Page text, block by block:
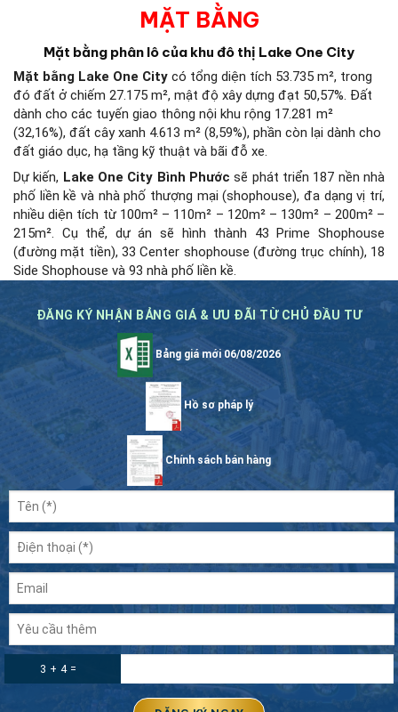
MẶT BẰNG
Mặt bằng phân lô của khu đô thị Lake One City
Mặt bằng Lake One City có tổng diện tích 53.735 m², trong
đó đất ở chiếm 27.175 m², mật độ xây dựng đạt 50,57%. Đất
dành cho các tuyến giao thông nội khu rộng 17.281 m²
(32,16%), đất cây xanh 4.613 m² (8,59%), phần còn lại dành cho
đất giáo dục, hạ tầng kỹ thuật và bãi đỗ xe.
Dự kiến, Lake One City Bình Phước sẽ phát triển 187 nền nhà
phố liền kề và nhà phố thượng mại (shophouse), đa dạng vị trí,
nhiều diện tích từ 100m² – 110m² – 120m² – 130m² – 200m² –
215m². Cụ thể, dự án sẽ hình thành 43 Prime Shophouse
(đường mặt tiền), 33 Center shophouse (đường trục chính), 18
Side Shophouse và 93 nhà phố liền kề.
ĐĂNG KÝ NHẬN BẢNG GIÁ & ƯU ĐÃI TỪ CHỦ ĐẦU TƯ
Bảng giá mới 06/08/2026
Hồ sơ pháp lý
Chính sách bán hàng
3 + 4 =